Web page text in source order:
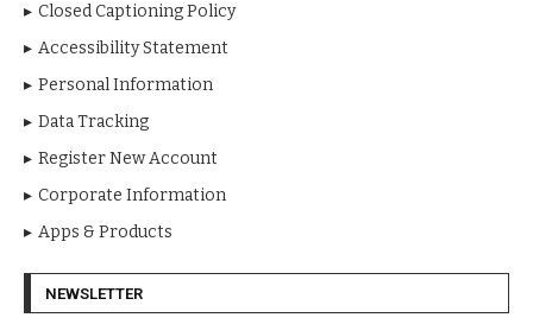
Closed Captioning Policy
Accessibility Statement
Personal Information
Data Tracking
Register New Account
Corporate Information
Apps & Products
NEWSLETTER